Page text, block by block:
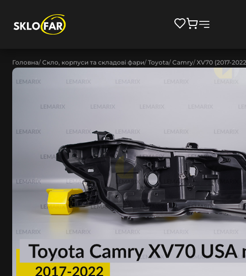
Головна Скло, корпуси та складові фари Toyota Camry XV70 (2017-